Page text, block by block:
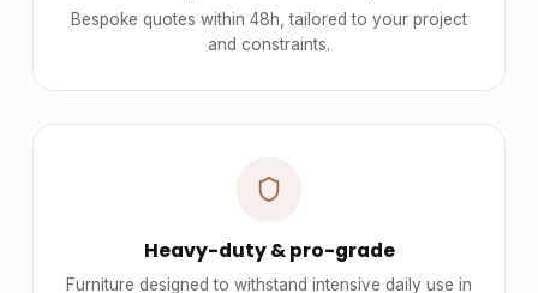
Bespoke quotes within 48h, tailored to your project
and constraints.
Heavy-duty & pro-grade
Furniture designed to withstand intensive daily use in